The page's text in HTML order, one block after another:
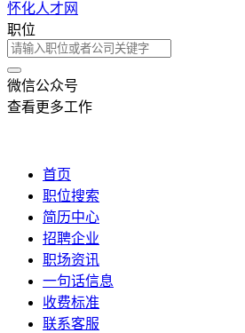
怀化人才网
职位
微信公众号
查看更多工作
首页
职位搜索
简历中心
招聘企业
职场资讯
一句话信息
收费标准
联系客服